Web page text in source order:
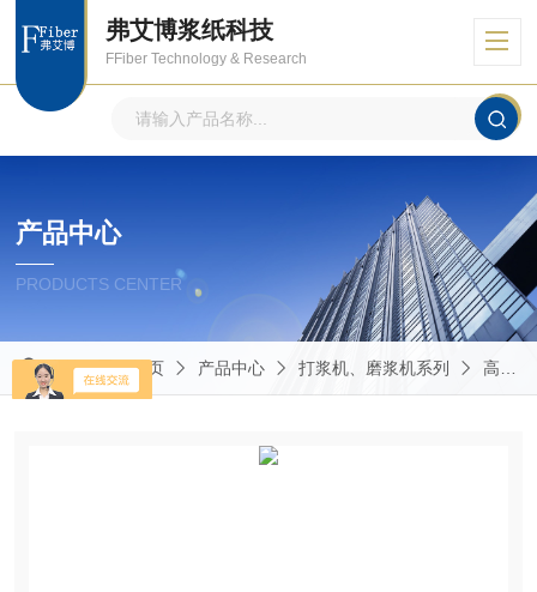
弗艾博浆纸科技
FFiber Technology & Research
产品中心
PRODUCTS CENTER
当前位置：首页 产品中心 打浆机、磨浆机系列 高中低浓磨浆机